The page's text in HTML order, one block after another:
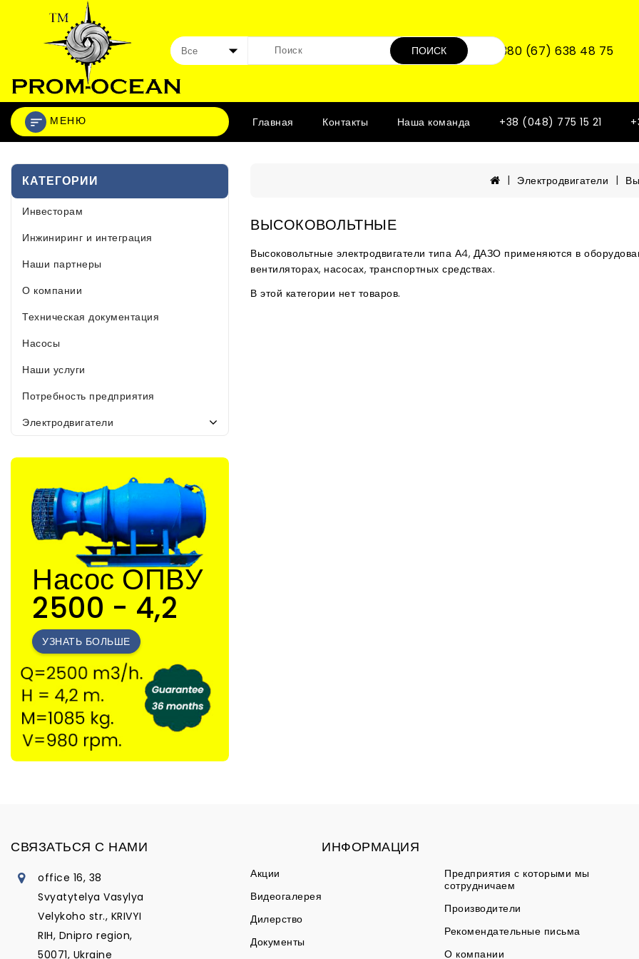
ПОИСК +380 (67) 638 48 75
МЕНЮ Главная Контакты Наша команда +38 (048) 775 15 21
КАТЕГОРИИ
Инвесторам
Инжиниринг и интеграция
Наши партнеры
О компании
Техническая документация
Насосы
Наши услуги
Потребность предприятия
Электродвигатели
Насос ОПВУ
2500 - 4,2
УЗНАТЬ БОЛЬШЕ
Электродвигатели
ВЫСОКОВОЛЬТНЫЕ
Высоковольтные электродвигатели типа А4, ДАЗО применяются в
вентиляторах, насосах, транспортных средствах.
В этой категории нет товаров.
СВЯЗАТЬСЯ С НАМИ
office 16, 38
Svyatytelya Vasylya
Velykoho str., KRIVYI
RIH, Dnipro region,
50071, Ukraine
ИНФОРМАЦИЯ
Акции
Видеогалерея
Дилерство
Документы
Предприятия с которыми мы
сотрудничаем
Производители
Рекомендательные письма
О компании